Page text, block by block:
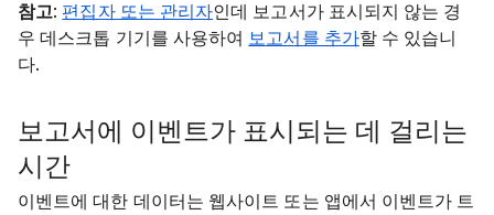
참고: 편집자 또는 관리자인데 보고서가 표시되지 않는 경
우 데스크톱 기기를 사용하여 보고서를 추가할 수 있습니
다.
보고서에 이벤트가 표시되는 데 걸리는
시간
이벤트에 대한 데이터는 웹사이트 또는 앱에서 이벤트가 트